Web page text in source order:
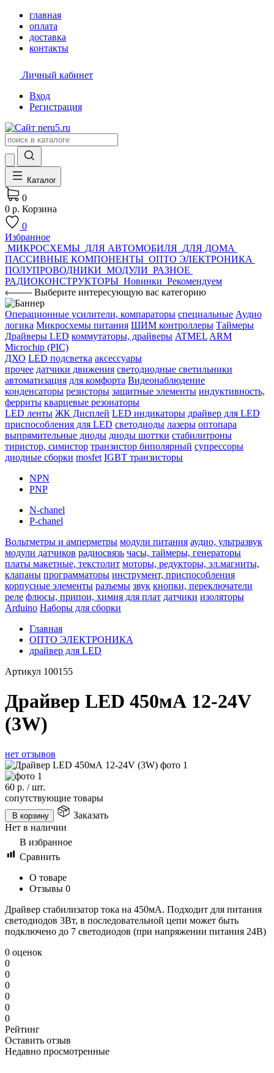
главная
оплата
доставка
контакты
Личный кабинет
Вход
Регистрация
Каталог
0
0 р. Корзина
0
Избранное
МИКРОСХЕМЫ ДЛЯ АВТОМОБИЛЯ ДЛЯ ДОМА
ПАССИВНЫЕ КОМПОНЕНТЫ ОПТО ЭЛЕКТРОНИКА
ПОЛУПРОВОДНИКИ МОДУЛИ РАЗНОЕ
РАДИОКОНСТРУКТОРЫ Новинки Рекомендуем
Выберите интересующую вас категорию
Операционные усилители, компараторы специальные Аудио
логика Микросхемы питания ШИМ контроллеры Таймеры
Драйверы LED коммутаторы, драйверы ATMEL ARM
Microchip (PIC)
ДХО LED подсветка аксессуары
прочее датчики движения светодиодные светильники
автоматизация для комфорта Видеонаблюдение
конденсаторы резисторы защитные элементы индуктивность,
ферриты кварцевые резонаторы
LED ленты ЖК Дисплей LED индикаторы драйвер для LED
приспособления для LED светодиоды лазеры оптопара
выпрямительные диоды диоды шоттки стабилитроны
тиристор, симистор транзистор биполярный супрессоры
диодные сборки mosfet IGBT транзисторы
NPN
PNP
N-chanel
P-chanel
Вольтметры и амперметры модули питания аудио, ультразвук
модули датчиков радиосвязь часы, таймеры, генераторы
платы макетные, текстолит моторы, редукторы, эл.магниты,
клапаны программаторы инструмент, приспособления
корпусные элементы разъемы звук кнопки, переключатели
реле флюсы, припои, химия для плат датчики изоляторы
Arduino Наборы для сборки
Главная
ОПТО ЭЛЕКТРОНИКА
драйвер для LED
Артикул 100155
Драйвер LED 450мА 12-24V
(3W)
нет отзывов
60 р. /шт.
сопутствующие товары
В корзину
Заказать
Нет в наличии
В избранное
Сравнить
О товаре
Отзывы 0
Драйвер стабилизатор тока на 450мА. Подходит для питания
светодиодов 3Вт, в последовательной цепи может быть
подключено до 7 светодиодов (при напряжении питания 24В)
0 оценок
0
0
0
0
0
0
Рейтинг
Оставить отзыв
Недавно просмотренные